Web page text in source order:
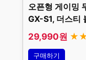
오픈형 게이밍
GX-S1, 더스티
29,990원
구매하기